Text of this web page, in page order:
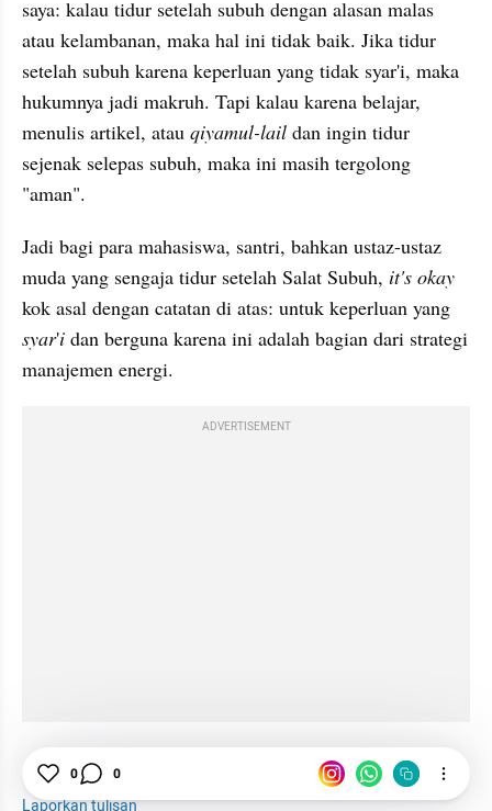
saya: kalau tidur setelah subuh dengan alasan malas
atau kelambanan, maka hal ini tidak baik. Jika tidur
setelah subuh karena keperluan yang tidak syar'i, maka
hukumnya jadi makruh. Tapi kalau karena belajar,
menulis artikel, atau qiyamul-lail dan ingin tidur
sejenak selepas subuh, maka ini masih tergolong
"aman".
Jadi bagi para mahasiswa, santri, bahkan ustaz-ustaz
muda yang sengaja tidur setelah Salat Subuh,
syar'i dan berguna karena ini adalah bagian dari strategi
manajemen energi.
ADVERTISEMENT
Tidur Subuh
Belajar
Laporkan tulisan
0 0